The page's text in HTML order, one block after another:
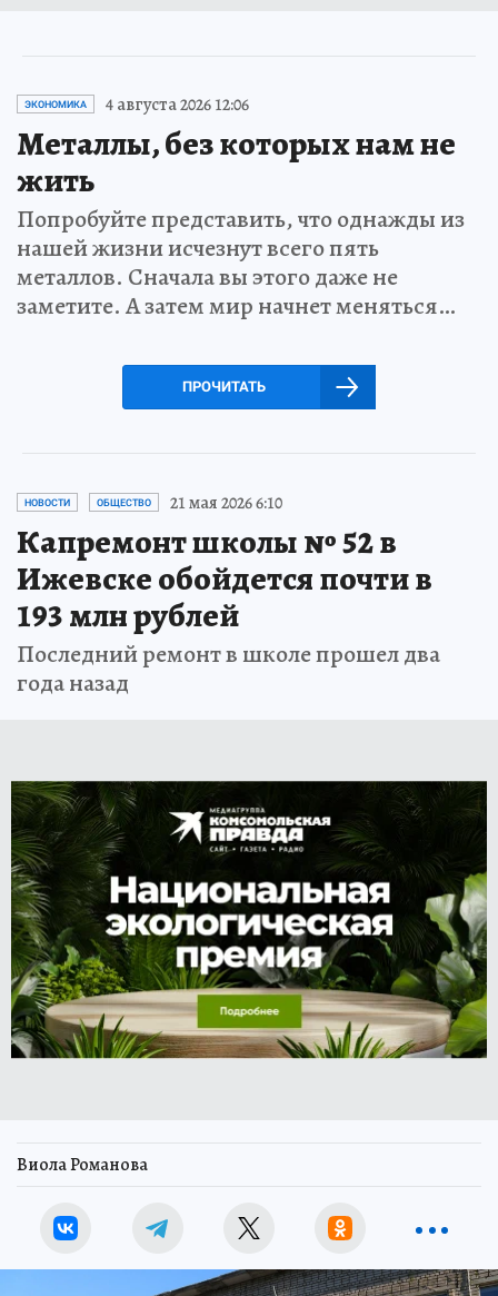
ЭКОНОМИКА 4 августа 2026 12:06
Металлы, без которых нам не
жить
Попробуйте представить, что однажды из
нашей жизни исчезнут всего пять
металлов. Сначала вы этого даже не
заметите. А затем мир начнет меняться…
ПРОЧИТАТЬ
НОВОСТИ ОБЩЕСТВО 21 мая 2026 6:10
Капремонт школы № 52 в
Ижевске обойдется почти в
193 млн рублей
Последний ремонт в школе прошел два
года назад
Виола Романова